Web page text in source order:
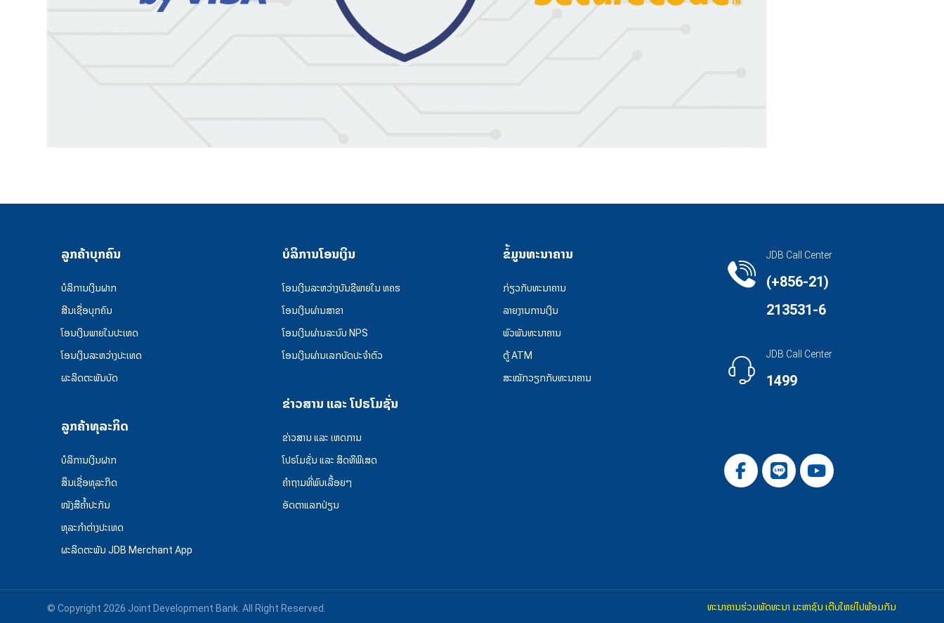
ລູກຄ້າບຸກຄົນ
ບໍລິການເງິນຝາກ
ສີນເຊື່ອບຸກຄົນ
ໂອນເງິນພາຍໃນປະເທດ
ໂອນເງິນລະຫວ່າງປະເທດ
ຜະລິດຕະພັນບັດ
ລູກຄ້າທຸລະກິດ
ບໍລິການເງິນຝາກ
ສຶນເຊື່ອທຸລະກິດ
ໜັງສືຄໍ້າປະກັນ
ທຸລະກຳຕ່າງປະເທດ
ຜະລິດຕະພັນ JDB Merchant App
ບໍລິການໂອນເງິນ
ໂອນເງິນລະຫວ່າງບັນຊີພາຍໃນ ທຄຮ
ໂອນເງິນຜ່ານສາຂາ
ໂອນເງິນຜ່ານລະບົບ NPS
ໂອນເງິນຜ່ານເລກບັດປະຈຳຕົວ
ຂ່າວສານ ແລະ ໂປຣໂມຊັ່ນ
ຂ່າວສານ ແລະ ເຫດການ
ໂປຣໂມຊັ່ນ ແລະ ສິດທິພິເສດ
ຄໍາຖາມທີ່ພົບເລື້ອຍໆ
ອັດຕາແລກປ່ຽນ
ຂໍ້ມູນທະນາຄານ
ກ່ຽວກັບທະນາຄານ
ລາຍງານການເງິນ
ພົວພັນທະນາຄານ
ຕູ້ ATM
ສະໝັກວຽກກັບທະນາຄານ
JDB Call Center
(+856-21)
213531-6
JDB Call Center
1499
© Copyright 2026 Joint Development Bank. All Right Reserved. ທະນາຄານຮ່ວມພັດທະນາ ມະຫາຊົນ ເຕີບໃຫຍ່ໄປພ້ອມກັນ